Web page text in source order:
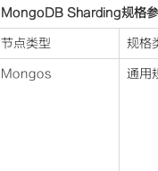
MongoDB Sharding规格
节点类型 规格
Mongos 通用